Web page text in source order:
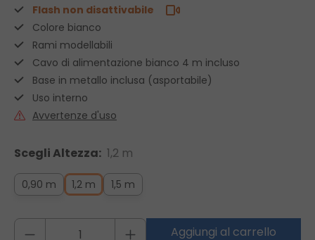
Flash non disattivabile
Colore bianco
Rami modellabili
Cavo di alimentazione bianco 4 m incluso
Base in metallo inclusa (asportabile)
Uso interno
Avvertenze d'uso
Scegli Altezza: 1,2 m
0,90 m 1,2 m 1,5 m
Aggiungi al carrello